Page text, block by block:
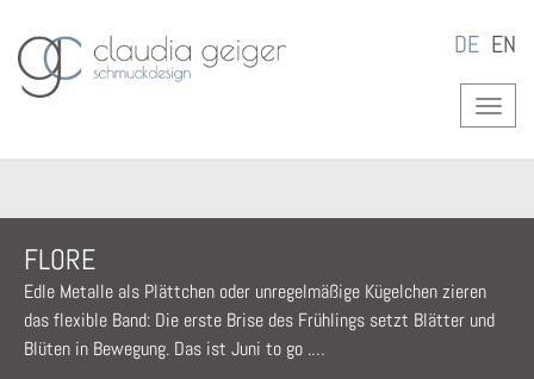
DE EN
FLORE
Edle Metalle als Plättchen oder unregelmäßige Kügelchen zieren
das flexible Band: Die erste Brise des Frühlings setzt Blätter und
Blüten in Bewegung. Das ist Juni to go .…